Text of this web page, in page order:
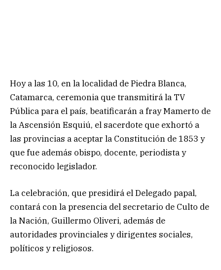
Hoy a las 10, en la localidad de Piedra Blanca,
Catamarca, ceremonia que transmitirá la TV
Pública para el país, beatificarán a fray Mamerto de
la Ascensión Esquiú, el sacerdote que exhortó a
las provincias a aceptar la Constitución de 1853 y
que fue además obispo, docente, periodista y
reconocido legislador.
La celebración, que presidirá el Delegado papal,
contará con la presencia del secretario de Culto de
la Nación, Guillermo Oliveri, además de
autoridades provinciales y dirigentes sociales,
políticos y religiosos.